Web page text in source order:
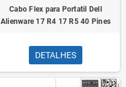
Cabo Flex para Portatil Dell
Alienware 17 R4 17 R5 40 Pines
DETALHES